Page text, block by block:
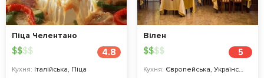
Піца Челентано
Кухня: Італійська, Піца
4.8
$$$$
Вілен
Кухня: Європейська, Українська, Східнa
5
$$$$